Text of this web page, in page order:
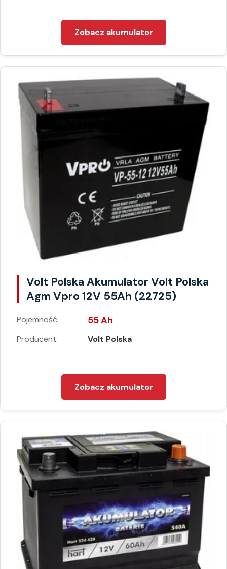
Zobacz akumulator
Volt Polska Akumulator Volt Polska
Agm Vpro 12V 55Ah (22725)
Pojemność: 55 Ah
Producent: Volt Polska
Zobacz akumulator